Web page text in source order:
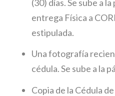
(30) días. Se sube a
entrega Física a
estipulada.
Una fotografía
cédula. Se sube a la
Copia de la Cédula